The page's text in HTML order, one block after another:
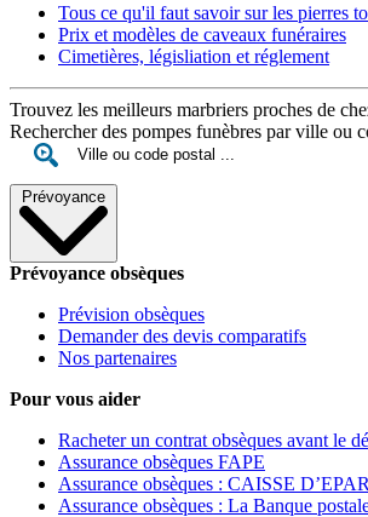
Tous ce qu'il faut savoir sur les pierres
Prix et modèles de caveaux funéraires
Cimetières, législiation et réglement
Trouvez les meilleurs marbriers proches de
Rechercher des pompes funèbres par ville ou
Prévoyance
Prévoyance obsèques
Prévision obsèques
Demander des devis comparatifs
Nos partenaires
Pour vous aider
Racheter un contrat obsèques avant le
Assurance obsèques FAPE
Assurance obsèques : CAISSE
Assurance obsèques : La Banque